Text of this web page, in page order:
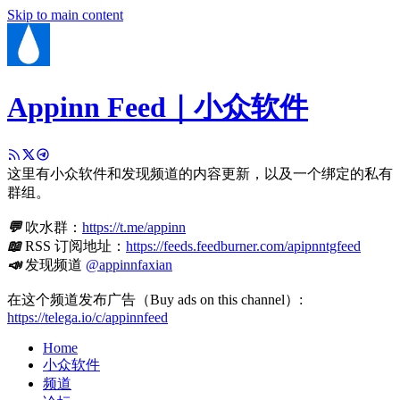
Skip to main content
Appinn Feed｜小众软件
这里有小众软件和发现频道的内容更新，以及一个绑定的私有
群组。
💬吹水群： https://t.me/appinn
📖RSS 订阅地址： https://feeds.feedburner.com/apipnntgfeed
📣发现频道 @appinnfaxian
在这个频道发布广告（Buy ads on this channel）:
https://telega.io/c/appinnfeed
Home
小众软件
频道